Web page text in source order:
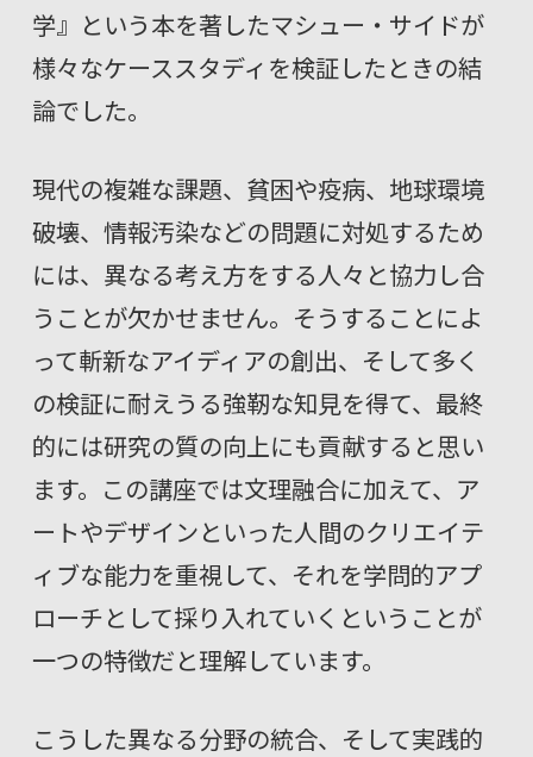
学』という本を著したマシュー・サイドが
様々なケーススタディを検証したときの結
論でした。
現代の複雑な課題、貧困や疫病、地球環境
破壊、情報汚染などの問題に対処するため
には、異なる考え方をする人々と協力し合
うことが欠かせません。そうすることによ
って斬新なアイディアの創出、そして多く
の検証に耐えうる強靭な知見を得て、最終
的には研究の質の向上にも貢献すると思い
ます。この講座では文理融合に加えて、ア
ートやデザインといった人間のクリエイテ
ィブな能力を重視して、それを学問的アプ
ローチとして採り入れていくということが
一つの特徴だと理解しています。
こうした異なる分野の統合、そして実践的